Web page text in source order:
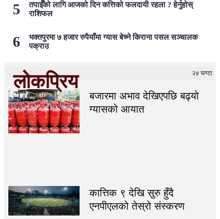
तपाईँको लागि आजको दिन कत्तिको फलदायी रहला ? हेर्नुहोस्
राशिफल
भक्तपुरमा ७ हजार रुपैयाँमा ग्यास बेच्ने किराना पसल सञ्चालक
पक्राउ
लोकप्रिय २४ घण्टा
बजारमा अभाव देखिएपछि बढ्यो
ग्यासको आयात
कात्तिक ९ देखि सुरु हुँदै
एनपीएलको तेस्रो संस्करण